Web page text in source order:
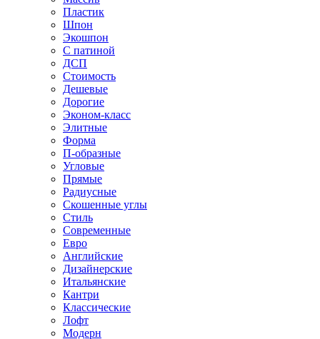
Пластик
Шпон
Экошпон
С патиной
ДСП
Стоимость
Дешевые
Дорогие
Эконом-класс
Элитные
Форма
П-образные
Угловые
Прямые
Радиусные
Скошенные углы
Стиль
Современные
Евро
Английские
Дизайнерские
Итальянские
Кантри
Классические
Лофт
Модерн